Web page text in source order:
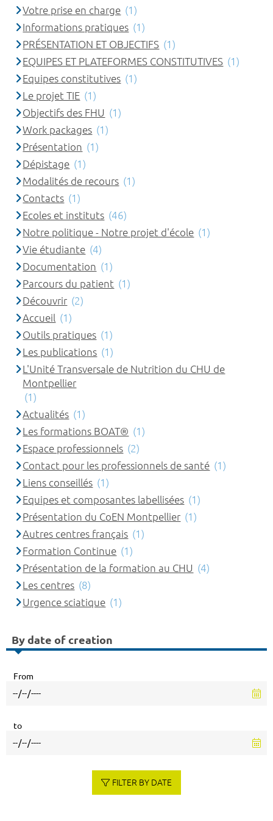
Votre prise en charge (1)
Informations pratiques (1)
PRÉSENTATION ET OBJECTIFS (1)
EQUIPES ET PLATEFORMES CONSTITUTIVES (1)
Equipes constitutives (1)
Le projet TIE (1)
Objectifs des FHU (1)
Work packages (1)
Présentation (1)
Dépistage (1)
Modalités de recours (1)
Contacts (1)
Ecoles et instituts (46)
Notre politique - Notre projet d'école (1)
Vie étudiante (4)
Documentation (1)
Parcours du patient (1)
Découvrir (2)
Accueil (1)
Outils pratiques (1)
Les publications (1)
L'Unité Transversale de Nutrition du CHU de
Montpellier
(1)
Actualités (1)
Les formations BOAT® (1)
Espace professionnels (2)
Contact pour les professionnels de santé (1)
Liens conseillés (1)
Equipes et composantes labellisées (1)
Présentation du CoEN Montpellier (1)
Autres centres français (1)
Formation Continue (1)
Présentation de la formation au CHU (4)
Les centres (8)
Urgence sciatique (1)
By date of creation
From
to
FILTER BY DATE